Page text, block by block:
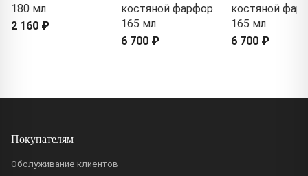
180 мл.
2 160 ₽
костяной фарфор.
165 мл.
6 700 ₽
костяной
165 мл.
6 700 ₽
Покупателям
Обслуживание клиентов